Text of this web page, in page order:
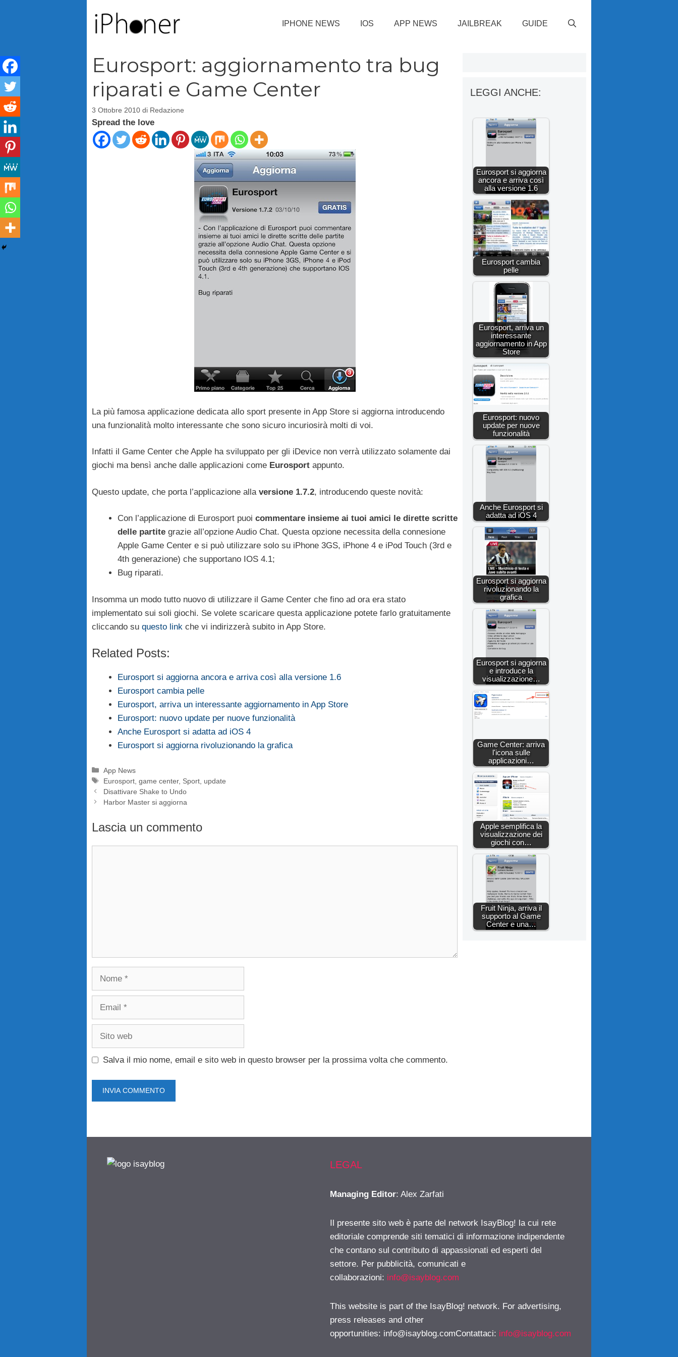
IPHONE NEWS IOS APP NEWS JAILBREAK GUIDE
Eurosport: aggiornamento tra bug
riparati e Game Center
3 Ottobre 2010 di Redazione
Spread the love
La più famosa applicazione dedicata allo sport presente in App Store si aggiorna introducendo
una funzionalità molto interessante che sono sicuro incuriosirà molti di voi.
Infatti il Game Center che Apple ha sviluppato per gli iDevice non verrà utilizzato solamente dai
giochi ma bensì anche dalle applicazioni come Eurosport appunto.
Questo update, che porta l’applicazione alla versione 1.7.2, introducendo queste novità:
Con l’applicazione di Eurosport puoi commentare insieme ai tuoi amici le dirette scritte
delle partite grazie all’opzione Audio Chat. Questa opzione necessita della connesione
Apple Game Center e si può utilizzare solo su iPhone 3GS, iPhone 4 e iPod Touch (3rd e
4th generazione) che supportano IOS 4.1;
Bug riparati.
Insomma un modo tutto nuovo di utilizzare il Game Center che fino ad ora era stato
implementato sui soli giochi. Se volete scaricare questa applicazione potete farlo gratuitamente
cliccando su questo link che vi indirizzerà subito in App Store.
Related Posts:
Eurosport si aggiorna ancora e arriva così alla versione 1.6
Eurosport cambia pelle
Eurosport, arriva un interessante aggiornamento in App Store
Eurosport: nuovo update per nuove funzionalità
Anche Eurosport si adatta ad iOS 4
Eurosport si aggiorna rivoluzionando la grafica
Categorie
App News
Tag
Eurosport ,game center, Sport update
Disattivare Shake to Undo
Harbor Master si aggiorna
Lascia un commento
Nome
Email
Sito
Salva il mio nome, email e sito web in questo browser per la prossima volta che commento.
LEGGI ANCHE:
Eurosport si aggiorna
ancora e arriva così
alla versione 1.6
Eurosport cambia
pelle
Eurosport, arriva un
interessante
aggiornamento in App
Store
Eurosport: nuovo
update per nuove
funzionalità
Anche Eurosport si
adatta ad iOS 4
Eurosport si aggiorna
rivoluzionando la
grafica
Eurosport si aggiorna
e introduce la
visualizzazione…
Game Center: arriva
l'icona sulle
applicazioni…
Apple semplifica la
visualizzazione dei
giochi con…
Fruit Ninja, arriva il
supporto al Game
Center e una…
LEGAL
Managing Editor: Alex Zarfati
Il presente sito web è parte del network IsayBlog! la cui rete
editoriale comprende siti tematici di informazione indipendente
che contano sul contributo di appassionati ed esperti del
settore. Per pubblicità, comunicati e
collaborazioni: info@isayblog.com
This website is part of the IsayBlog! network. For advertising,
press releases and other
opportunities: info@isayblog.comContattaci: info@isayblog.com